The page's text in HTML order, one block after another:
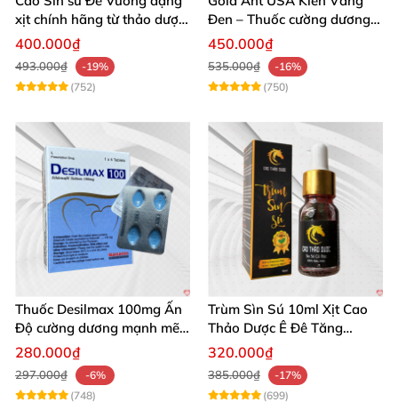
xịt chính hãng từ thảo dược
Ê Đê Việt Nam
400.000₫
493.000₫
-19%
(752)
Đen – Thuốc cường dương
tăng sinh lý nam mạnh
450.000₫
535.000₫
-16%
(750)
Thuốc Desilmax 100mg Ấn
Độ cường dương mạnh mẽ
tăng sinh lý phái mạnh
280.000₫
297.000₫
-6%
(748)
Trùm Sìn Sú 10ml Xịt Cao
Thảo Dược Ê Đê Tăng
Cường Sinh Lý
320.000₫
385.000₫
-17%
(699)